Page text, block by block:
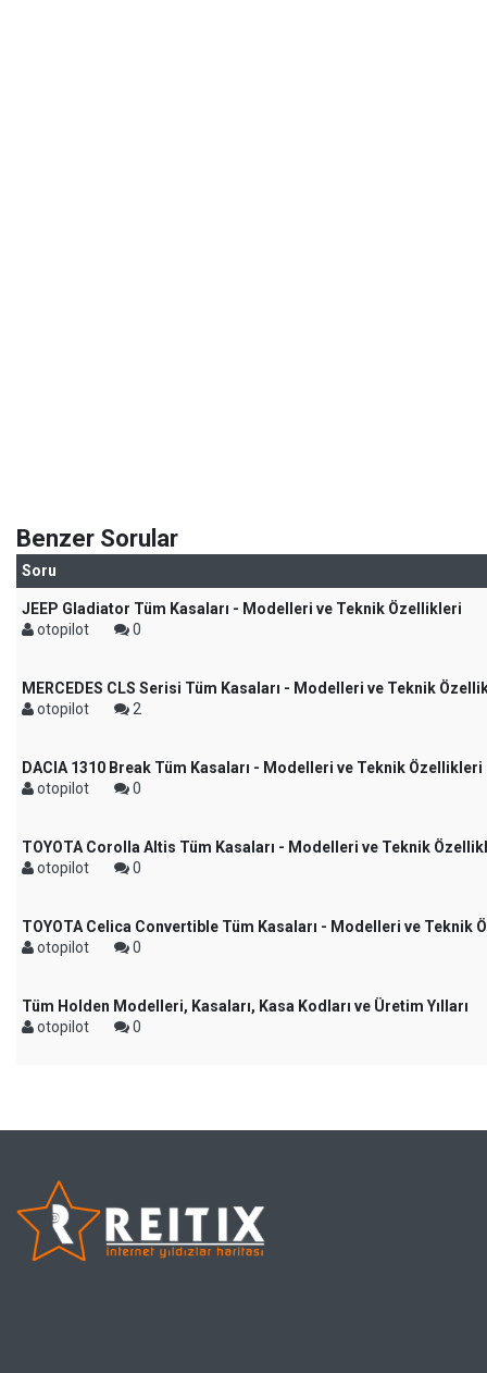
Benzer Sorular
Soru
JEEP Gladiator Tüm Kasaları - Modelleri ve Teknik Özellikleri
otopilot
0
MERCEDES CLS Serisi Tüm Kasaları - Modelleri ve Teknik
otopilot
2
DACIA 1310 Break Tüm Kasaları - Modelleri ve Teknik Özellikleri
otopilot
0
TOYOTA Corolla Altis Tüm Kasaları - Modelleri ve Teknik
otopilot
0
TOYOTA Celica Convertible Tüm Kasaları - Modelleri ve Teknik
otopilot
0
Tüm Holden Modelleri, Kasaları, Kasa Kodları ve Üretim Yılları
otopilot
0